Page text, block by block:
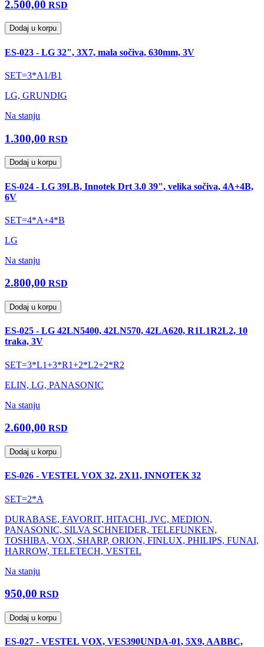
2.500,00 RSD
Dodaj u korpu
ES-023 - LG 32", 3X7, mala sočiva, 630mm, 3V
SET=3*A1/B1
LG, GRUNDIG
Na stanju
1.300,00 RSD
Dodaj u korpu
ES-024 - LG 39LB, Innotek Drt 3.0 39", velika sočiva, 4A+4B,
6V
SET=4*A+4*B
LG
Na stanju
2.800,00 RSD
Dodaj u korpu
ES-025 - LG 42LN5400, 42LN570, 42LA620, R1L1R2L2, 10
traka, 3V
SET=3*L1+3*R1+2*L2+2*R2
ELIN, LG, PANASONIC
Na stanju
2.600,00 RSD
Dodaj u korpu
ES-026 - VESTEL VOX 32, 2X11, INNOTEK 32
SET=2*A
DURABASE, FAVORIT, HITACHI, JVC, MEDION,
PANASONIC, SILVA SCHNEIDER, TELEFUNKEN,
TOSHIBA, VOX, SHARP, ORION, FINLUX, PHILIPS, FUNAI,
HARROW, TELETECH, VESTEL
Na stanju
950,00 RSD
Dodaj u korpu
ES-027 - VESTEL VOX, VES390UNDA-01, 5X9, AABBC,